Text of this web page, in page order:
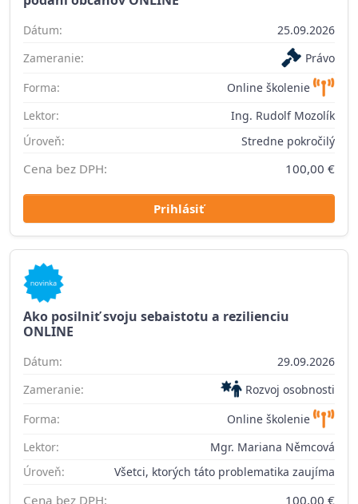
Dátum:
25.09.2026
Zameranie:
Právo
Forma:
Online školenie
Lektor:
Ing. Rudolf Mozolík
Úroveň:
Stredne pokročilý
Cena bez DPH: 100,00 €
Prihlásiť
Ako posilniť svoju sebaistotu a rezilienciu
ONLINE
Dátum:
29.09.2026
Zameranie:
Rozvoj osobnosti
Forma:
Online školenie
Lektor:
Mgr. Mariana Němcová
Úroveň:
Všetci, ktorých táto problematika zaujíma
Cena bez DPH: 100,00 €